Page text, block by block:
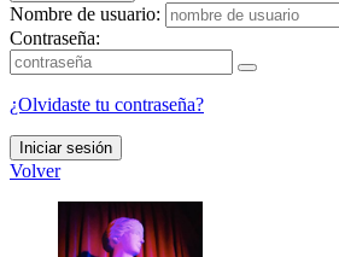
Nombre de usuario:
Contraseña:
¿Olvidaste tu contraseña?
Iniciar sesión
Volver